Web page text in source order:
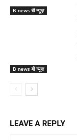
B news बी न्यूज़
B news बी न्यूज़
LEAVE A REPLY